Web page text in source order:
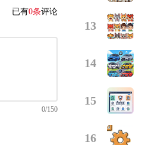
已有0条评论
0/150
13
14
15
16